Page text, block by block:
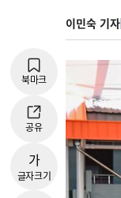
이민숙 기자
북마크
공유
가
글자크기